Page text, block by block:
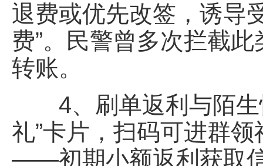
退费或优先改签，诱导
费”。民警曾多次拦截
转账。
4、刷单返利与陌生
礼”卡片，扫码可进群
——初期小额返利获取